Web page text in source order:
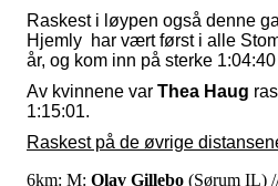
Raskest i løypen også denne
Hjemly har vært først i alle
år, og kom inn på sterke
Av kvinnene var Thea Haug
1:15:01.
Raskest på de øvrige
6km: M: Olav Gillebo (Sørum IL)